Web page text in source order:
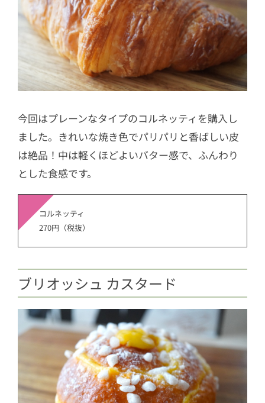
今回はプレーンなタイプのコルネッティを購入し
ました。きれいな焼き色でパリパリと香ばしい皮
は絶品！中は軽くほどよいバター感で、ふんわり
とした食感です。
コルネッティ
270円（税抜）
ブリオッシュ カスタード